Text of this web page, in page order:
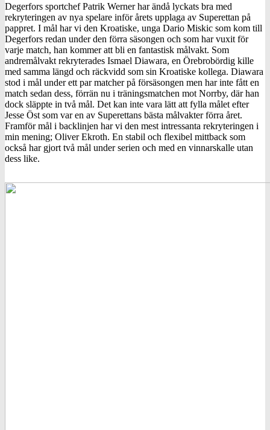
Degerfors sportchef Patrik Werner har ändå lyckats bra med
rekryteringen av nya spelare inför årets upplaga av Superettan på
pappret. I mål har vi den Kroatiske, unga Dario Miskic som kom till
Degerfors redan under den förra säsongen och som har vuxit för
varje match, han kommer att bli en fantastisk målvakt. Som
andremålvakt rekryterades Ismael Diawara, en Örebrobördig kille
med samma längd och räckvidd som sin Kroatiske kollega. Diawara
stod i mål under ett par matcher på försäsongen men har inte fått en
match sedan dess, förrän nu i träningsmatchen mot Norrby, där han
dock släppte in två mål. Det kan inte vara lätt att fylla målet efter
Jesse Öst som var en av Superettans bästa målvakter förra året.
Framför mål i backlinjen har vi den mest intressanta rekryteringen i
min mening; Oliver Ekroth. En stabil och flexibel mittback som
också har gjort två mål under serien och med en vinnarskalle utan
dess like.